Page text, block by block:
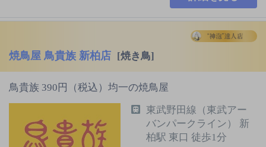
焼鳥屋 鳥貴族 新柏店 [焼き鳥]
鳥貴族 390円（税込）均一の焼鳥屋
東武野田線（東武アー
バンパークライン） 新
柏駅 東口 徒歩1分